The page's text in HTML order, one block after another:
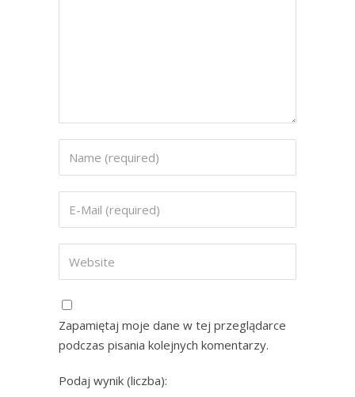
Zapamiętaj moje dane w tej przeglądarce
podczas pisania kolejnych komentarzy.
Podaj wynik (liczba):